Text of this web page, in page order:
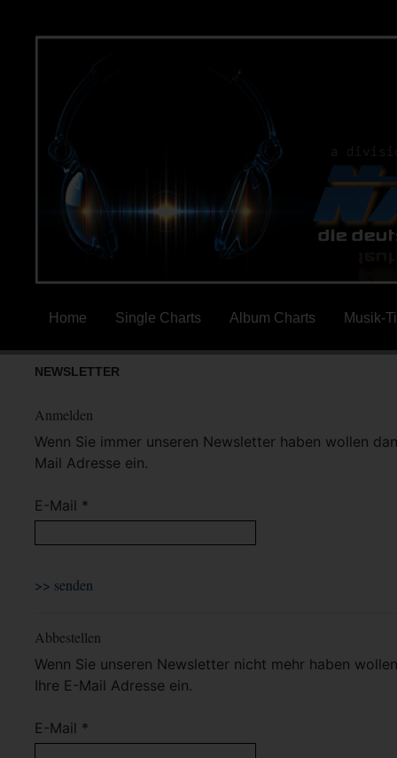
Home Single Charts Album Charts Musik-
NEWSLETTER
Anmelden
Wenn Sie immer unseren Newsletter haben wollen
Mail Adresse ein.
E-Mail *
Abbestellen
Wenn Sie unseren Newsletter nicht mehr haben
Ihre E-Mail Adresse ein.
E-Mail *